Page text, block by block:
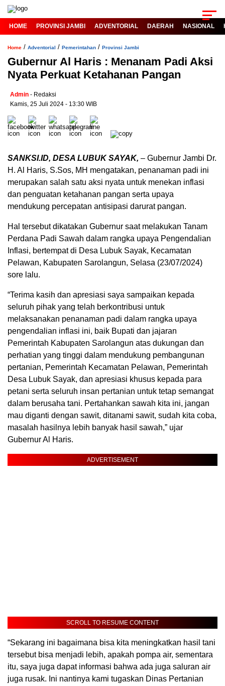
HOME PROVINSI JAMBI ADVENTORIAL DAERAH NASIONAL
Home / Adventorial / Pemerintahan / Provinsi Jambi
Gubernur Al Haris : Menanam Padi Aksi
Nyata Perkuat Ketahanan Pangan
Admin - Redaksi
Kamis, 25 Juli 2024 - 13:30 WIB
SANKSI.ID, DESA LUBUK SAYAK, – Gubernur Jambi Dr.
H. Al Haris, S.Sos, MH mengatakan, penanaman padi ini
merupakan salah satu aksi nyata untuk menekan inflasi
dan penguatan ketahanan pangan serta upaya
mendukung percepatan antisipasi darurat pangan.
Hal tersebut dikatakan Gubernur saat melakukan Tanam
Perdana Padi Sawah dalam rangka upaya Pengendalian
Inflasi, bertempat di Desa Lubuk Sayak, Kecamatan
Pelawan, Kabupaten Sarolangun, Selasa (23/07/2024)
sore lalu.
“Terima kasih dan apresiasi saya sampaikan kepada
seluruh pihak yang telah berkontribusi untuk
melaksanakan penanaman padi dalam rangka upaya
pengendalian inflasi ini, baik Bupati dan jajaran
Pemerintah Kabupaten Sarolangun atas dukungan dan
perhatian yang tinggi dalam mendukung pembangunan
pertanian, Pemerintah Kecamatan Pelawan, Pemerintah
Desa Lubuk Sayak, dan apresiasi khusus kepada para
petani serta seluruh insan pertanian untuk tetap semangat
dalam berusaha tani. Pertahankan sawah kita ini, jangan
mau diganti dengan sawit, ditanami sawit, sudah kita coba,
masalah hasilnya lebih banyak hasil sawah,” ujar
Gubernur Al Haris.
ADVERTISEMENT
SCROLL TO RESUME CONTENT
“Sekarang ini bagaimana bisa kita meningkatkan hasil tani
tersebut bisa menjadi lebih, apakah pompa air, sementara
itu, saya juga dapat informasi bahwa ada juga saluran air
juga rusak. Ini nantinya kami tugaskan Dinas Pertanian